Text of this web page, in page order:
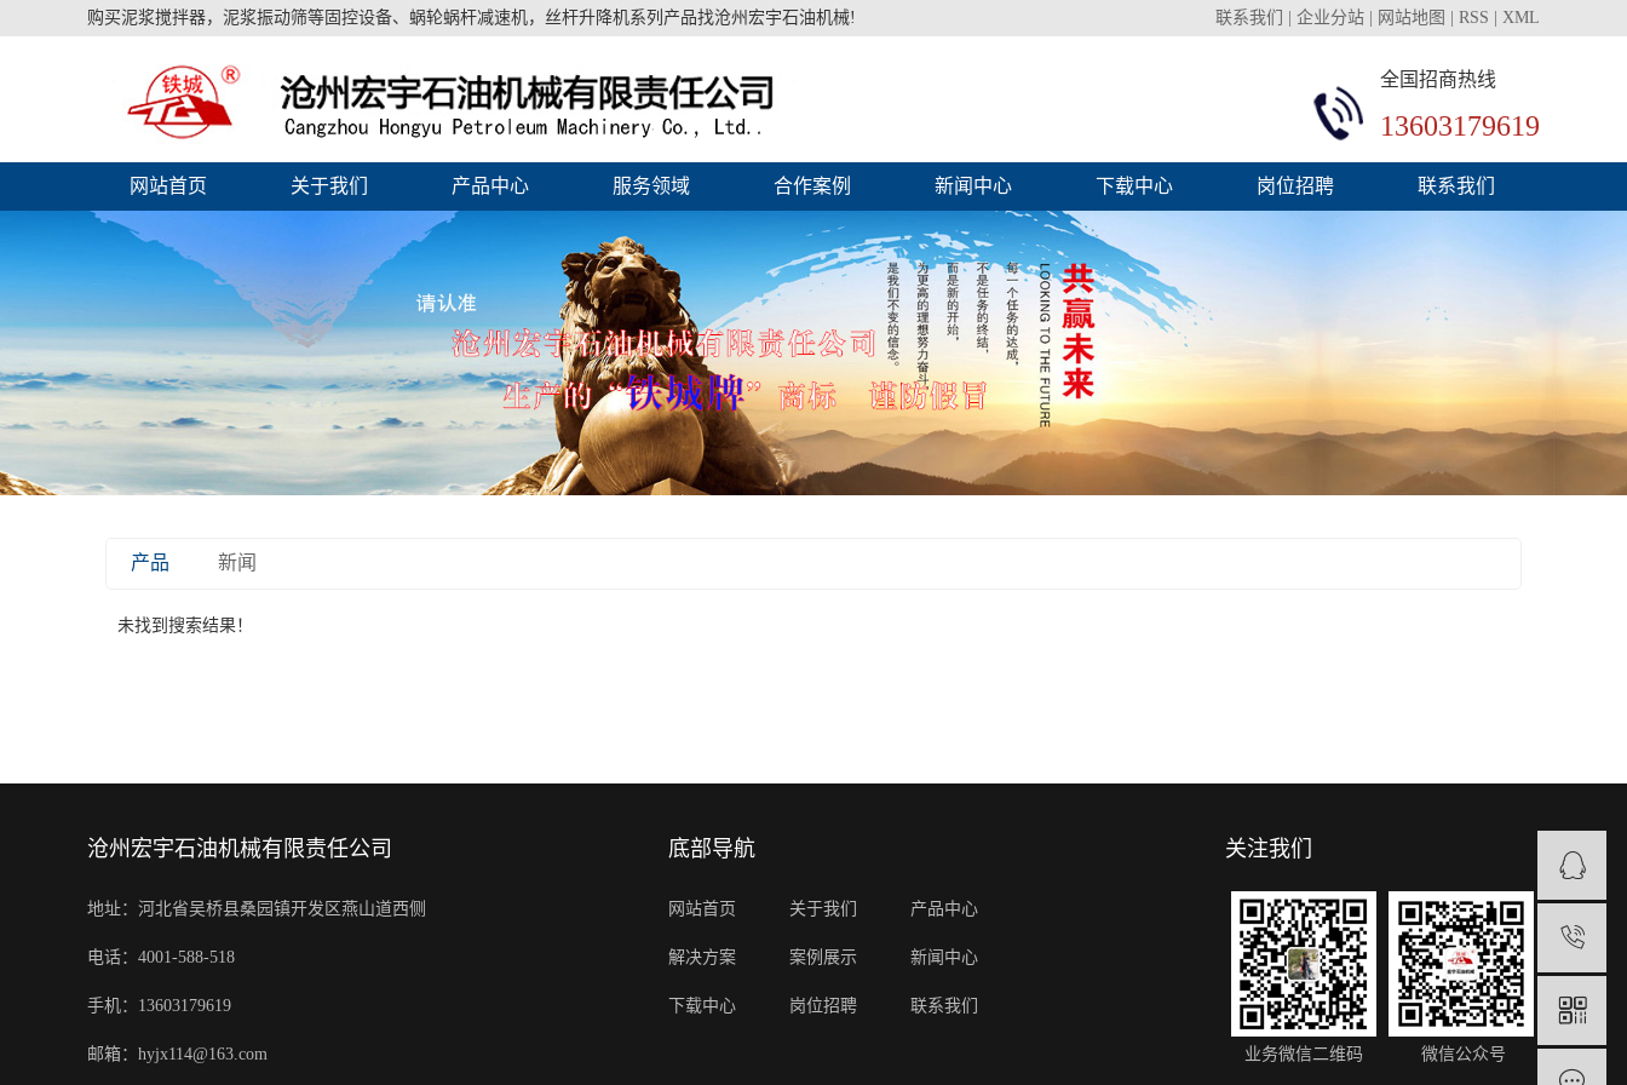
购买泥浆搅拌器，泥浆振动筛等固控设备、蜗轮蜗杆减速机，丝杆升降机系列产品找沧州宏宇石油机械! 联系我们 企业分站 网站地图 RSS XML
全国招商热线
13603179619
网站首页 关于我们 产品中心 服务领域 合作案例 新闻中心 下载中心 岗位招聘 联系我们
产品 新闻
未找到搜索结果！
沧州宏宇石油机械有限责任公司
地址：河北省吴桥县桑园镇开发区燕山道西侧
电话：4001-588-518
手机：13603179619
邮箱：hyjx114@163.com
底部导航
网站首页 关于我们 产品中心
解决方案 案例展示 新闻中心
下载中心 岗位招聘 联系我们
关注我们
业务微信二维码 微信公众号